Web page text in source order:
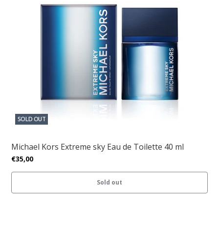
SOLD OUT
Michael Kors Extreme sky Eau de Toilette 40 ml
€35,00
Sold out